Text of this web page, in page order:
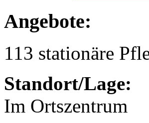
Angebote:
113 stationäre
Standort/Lage:
Im Ortszentrum